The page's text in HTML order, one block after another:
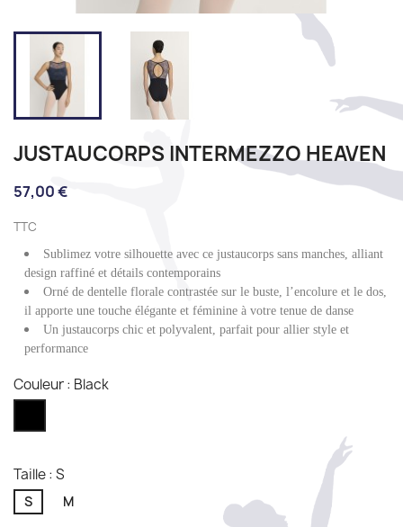
JUSTAUCORPS INTERMEZZO HEAVEN
57,00 €
TTC
Sublimez votre silhouette avec ce justaucorps sans manches, alliant
design raffiné et détails contemporains
Orné de dentelle florale contrastée sur le buste, l’encolure et le dos,
il apporte une touche élégante et féminine à votre tenue de danse
Un justaucorps chic et polyvalent, parfait pour allier style et
performance
Couleur : Black
Taille : S
S M